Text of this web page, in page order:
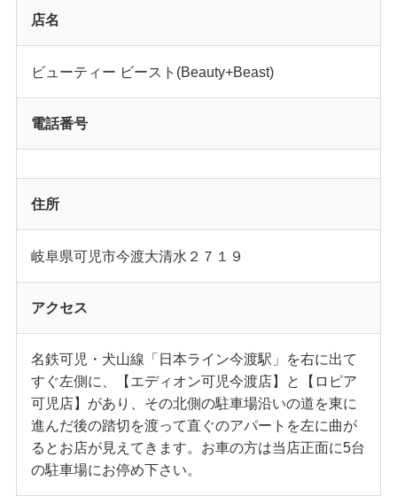
店名
ビューティー ビースト(Beauty+Beast)
電話番号
住所
岐阜県可児市今渡大清水２７１９
アクセス
名鉄可児・犬山線「日本ライン今渡駅」を右に出て
すぐ左側に、【エディオン可児今渡店】と【ロピア
可児店】があり、その北側の駐車場沿いの道を東に
進んだ後の踏切を渡って直ぐのアパートを左に曲が
るとお店が見えてきます。お車の方は当店正面に5台
の駐車場にお停め下さい。